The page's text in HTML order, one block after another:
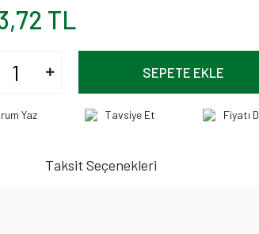
TL
SEPETE EKLE
Yaz Tavsiye Et Fiyatı
Taksit Seçenekleri